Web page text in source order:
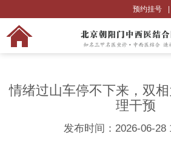
预约挂号
情绪过山车停不下来，双
理干预
发布时间：2026-06-28